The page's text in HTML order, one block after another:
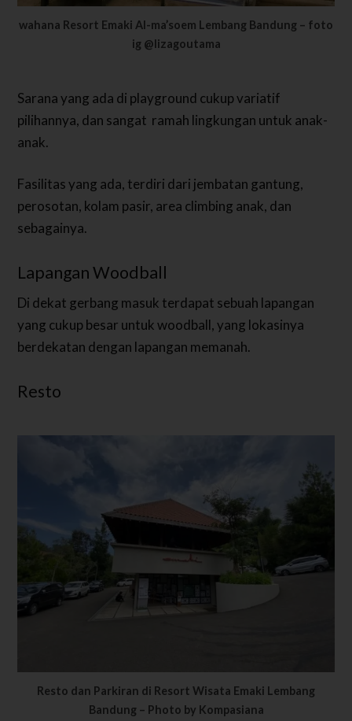
wahana Resort Emaki Al-ma’soem Lembang Bandung – foto
ig @lizagoutama
Sarana yang ada di playground cukup variatif
pilihannya, dan sangat ramah lingkungan untuk anak-
anak.
Fasilitas yang ada, terdiri dari jembatan gantung,
perosotan, kolam pasir, area climbing anak, dan
sebagainya.
Lapangan Woodball
Di dekat gerbang masuk terdapat sebuah lapangan
yang cukup besar untuk woodball, yang lokasinya
berdekatan dengan lapangan memanah.
Resto
Resto dan Parkiran di Resort Wisata Emaki Lembang
Bandung – Photo by Kompasiana